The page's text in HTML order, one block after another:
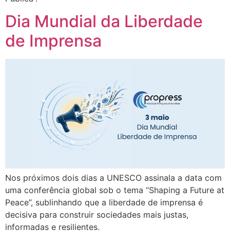
Dia Mundial da Liberdade
de Imprensa
Nos próximos dois dias a UNESCO assinala a data com
uma conferência global sob o tema “Shaping a Future at
Peace”, sublinhando que a liberdade de imprensa é
decisiva para construir sociedades mais justas,
informadas e resilientes.